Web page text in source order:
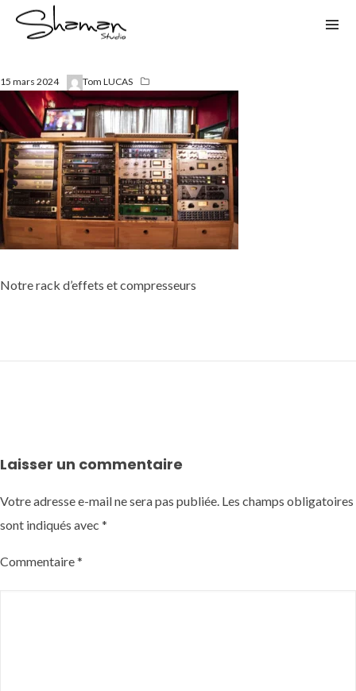
15 mars 2024 Tom LUCAS
Notre rack d’effets et compresseurs
Laisser un commentaire
Votre adresse e-mail ne sera pas publiée. Les champs obligatoires
sont indiqués avec *
Commentaire*